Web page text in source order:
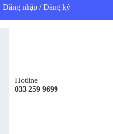
Đăng nhập / Đăng ký
Hotline
033 259 9699